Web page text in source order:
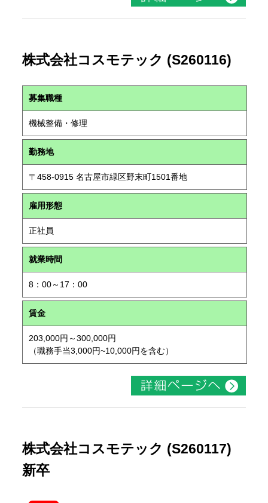
株式会社コスモテック (S260116)
募集職種
機械整備・修理
勤務地
〒458-0915 名古屋市緑区野末町1501番地
雇用形態
正社員
就業時間
8：00～17：00
賃金
203,000円～300,000円
（職務手当3,000円~10,000円を含む）
株式会社コスモテック (S260117)
新卒